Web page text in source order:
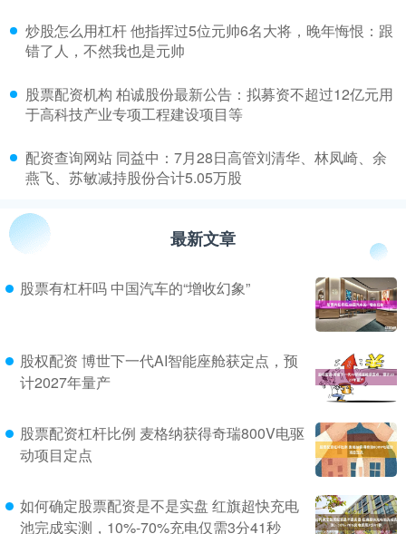
​炒股怎么用杠杆 他指挥过5位元帅6名大将，晚年悔恨：跟
错了人，不然我也是元帅
​股票配资机构 柏诚股份最新公告：拟募资不超过12亿元用
于高科技产业专项工程建设项目等
​配资查询网站 同益中：7月28日高管刘清华、林凤崎、余
燕飞、苏敏减持股份合计5.05万股
最新文章
股票有杠杆吗 中国汽车的“增收幻象”
股权配资 博世下一代AI智能座舱获定点，预
计2027年量产
股票配资杠杆比例 麦格纳获得奇瑞800V电驱
动项目定点
如何确定股票配资是不是实盘 红旗超快充电
池完成实测，10%-70%充电仅需3分41秒